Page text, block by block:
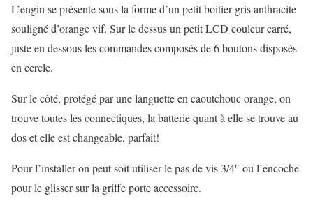
L’engin se présente sous la forme d’un petit boitier gris anthracite
souligné d’orange vif. Sur le dessus un petit LCD couleur carré,
juste en dessous les commandes composés de 6 boutons disposés
en cercle.
Sur le côté, protégé par une languette en caoutchouc orange, on
trouve toutes les connectiques, la batterie quant à elle se trouve au
dos et elle est changeable, parfait!
Pour l’installer on peut soit utiliser le pas de vis 3/4″ ou l’encoche
pour le glisser sur la griffe porte accessoire.